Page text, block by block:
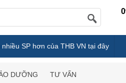
nhiều SP hơn của THB VN tại đây
DƯỠNG TƯ VẤN